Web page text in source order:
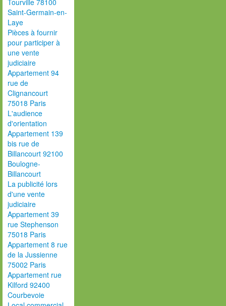
Tourville 78100
Saint-Germain-en-
Laye
Pièces à fournir
pour participer à
une vente
judiciaire
Appartement 94
rue de
Clignancourt
75018 Paris
L'audience
d'orientation
Appartement 139
bis rue de
Billancourt 92100
Boulogne-
Billancourt
La publicité lors
d'une vente
judiciaire
Appartement 39
rue Stephenson
75018 Paris
Appartement 8 rue
de la Jussienne
75002 Paris
Appartement rue
Kilford 92400
Courbevoie